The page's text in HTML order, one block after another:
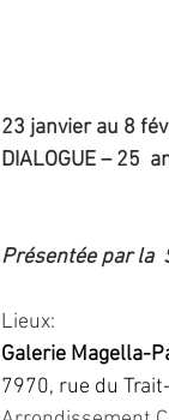
23 janvier au 8
DIALOGUE – 25
Présentée par la
Lieux:
Galerie Magella-
7970, rue du